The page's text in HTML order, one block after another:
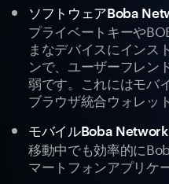
ソフトウェアBoba
プライベートキーや
まなデバイスにインス
ンで、ユーザーフレン
弱です。これにはモバ
ブラウザ統合ウォレッ
モバイルBoba Network
移動中でも効率的に
マートフォンアプリケ